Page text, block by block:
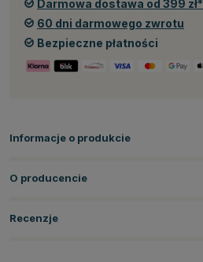
Darmowa dostawa od 399 zł*
60 dni darmowego zwrotu
Bezpieczne płatności
Informacje o produkcie
O producencie
Recenzje